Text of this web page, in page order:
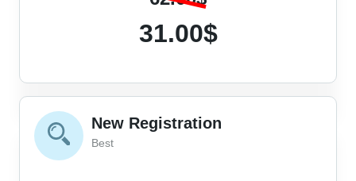
31.00$
New Registration
Best